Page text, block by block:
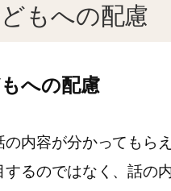
もへの配慮
への配慮
内容が分かってもら
るのではなく、話